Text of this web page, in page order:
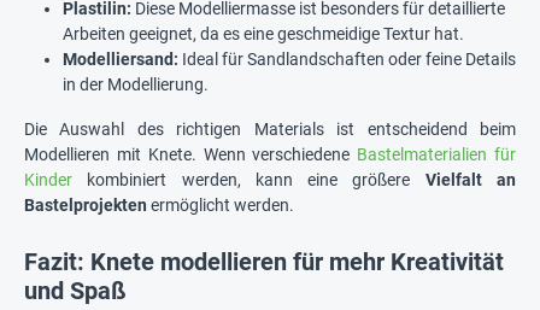
Plastilin: Diese Modelliermasse ist besonders für detaillierte
Arbeiten geeignet, da es eine geschmeidige Textur hat.
Modelliersand: Ideal für Sandlandschaften oder feine Details
in der Modellierung.
Die Auswahl des richtigen Materials ist entscheidend beim
Modellieren mit Knete. Wenn verschiedene Bastelmaterialien für
Kinder kombiniert werden, kann eine größere Vielfalt an
Bastelprojekten ermöglicht werden.
Fazit: Knete modellieren für mehr Kreativität
und Spaß